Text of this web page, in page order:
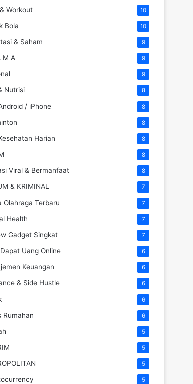
Workout 10
Bola 10
& Saham 9
M A 9
9
Nutrisi 8
/ iPhone 8
8
Harian 8
8
Viral & Bermanfaat 8
& KRIMINAL 7
Olahraga Terbaru 7
Health 7
Gadget Singkat 7
Uang Online 6
Keuangan 6
& Side Hustle 6
6
Rumahan 6
5
5
5
5